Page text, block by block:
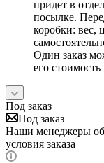
придет в
посылке.
коробки: вес,
Один заказ
его
Под заказ
Под заказ
Наши менеджеры
условия заказа